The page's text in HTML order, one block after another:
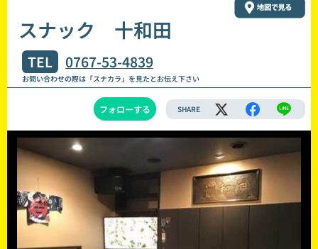
スナック 十和田
TEL 0767-53-4839
お問い合わせの際は「スナカラ」を見たとお伝え下さい
フォローする SHARE